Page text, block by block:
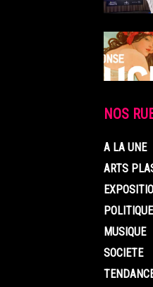
NOS
A LA UNE
ARTS
POLITIQUE
MUSIQUE
SOCIETE